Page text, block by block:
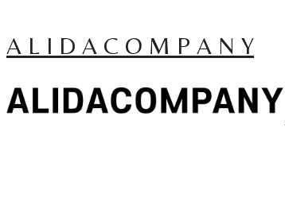
A L I D A C O M P A N Y